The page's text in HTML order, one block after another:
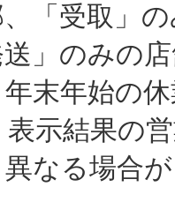
受取」の
のみの店
末年始の
表示結果の
る場合が